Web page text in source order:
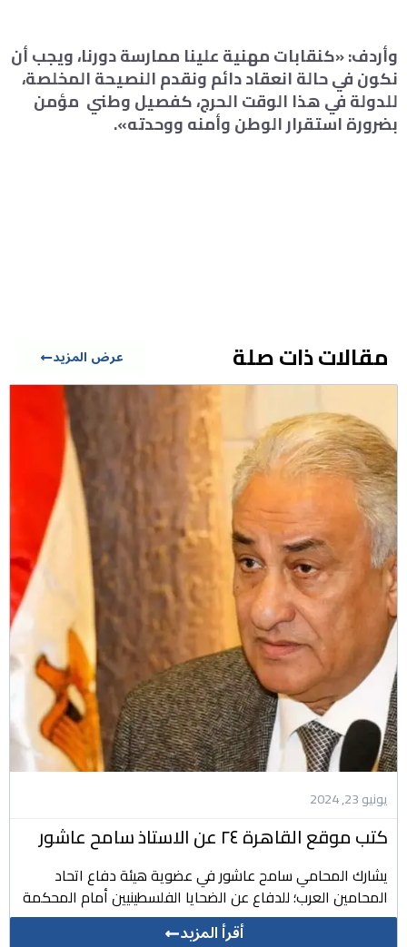
وأردف: «كنقابات مهنية علينا ممارسة دورنا، ويجب أن
نكون في حالة انعقاد دائم ونقدم النصيحة المخلصة،
للدولة في هذا الوقت الحرج، كفصيل وطني مؤمن
بضرورة استقرار الوطن وأمنه ووحدته».
مقالات ذات صلة عرض المزيد
يونيو 23, 2024
كتب موقع القاهرة ٢٤ عن الاستاذ سامح عاشور
يشارك المحامي سامح عاشور في عضوية هيئة دفاع اتحاد
المحامين العرب؛ للدفاع عن الضحايا الفلسطينيين أمام المحكمة
أقرأ المزيد